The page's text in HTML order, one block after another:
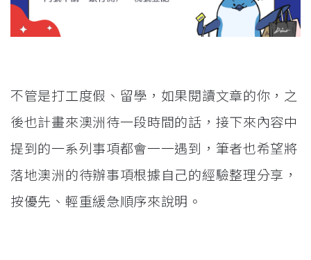
不管是打工度假、留學，如果閱讀文章的你，之
後也計畫來澳洲待一段時間的話，接下來內容中
提到的一系列事項都會一一遇到，筆者也希望將
落地澳洲的待辦事項根據自己的經驗整理分享，
按優先、輕重緩急順序來說明。